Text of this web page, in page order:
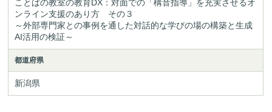
ことばの教室の教育DX：対面での「構音指導」を充実させるオ
ンライン支援のあり方　その３
～外部専門家との事例を通した対話的な学びの場の構築と生成
AI活用の検証～
都道府県
新潟県